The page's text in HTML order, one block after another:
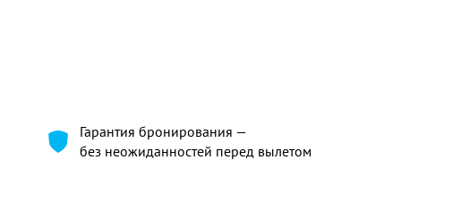
Гарантия бронирования —
без неожиданностей перед вылетом